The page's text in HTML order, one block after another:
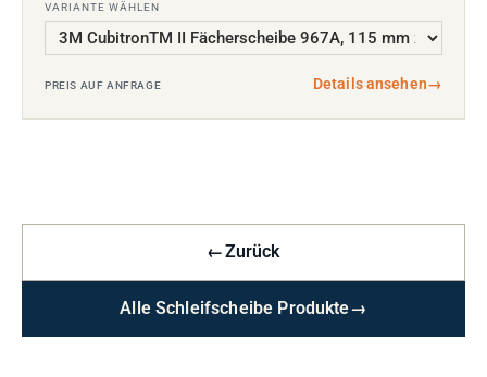
VARIANTE WÄHLEN
PREIS AUF ANFRAGE Details ansehen→
←Zurück
Alle Schleifscheibe Produkte→